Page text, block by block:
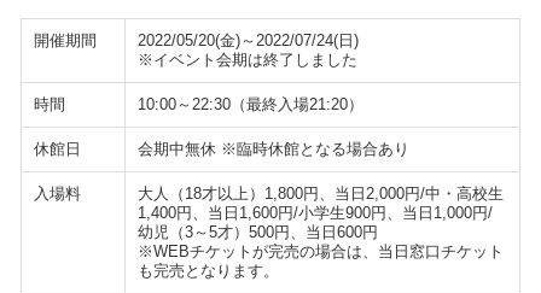
開催期間
2022/05/20(金)～2022/07/24(日)
※イベント会期は終了しました
時間 10:00～22:30（最終入場21:20）
休館日 会期中無休 ※臨時休館となる場合あり
入場料
大人（18才以上）1,800円、当日2,000円/中・高校生
1,400円、当日1,600円/小学生900円、当日1,000円/
幼児（3～5才）500円、当日600円
※WEBチケットが完売の場合は、当日窓口チケット
も完売となります。